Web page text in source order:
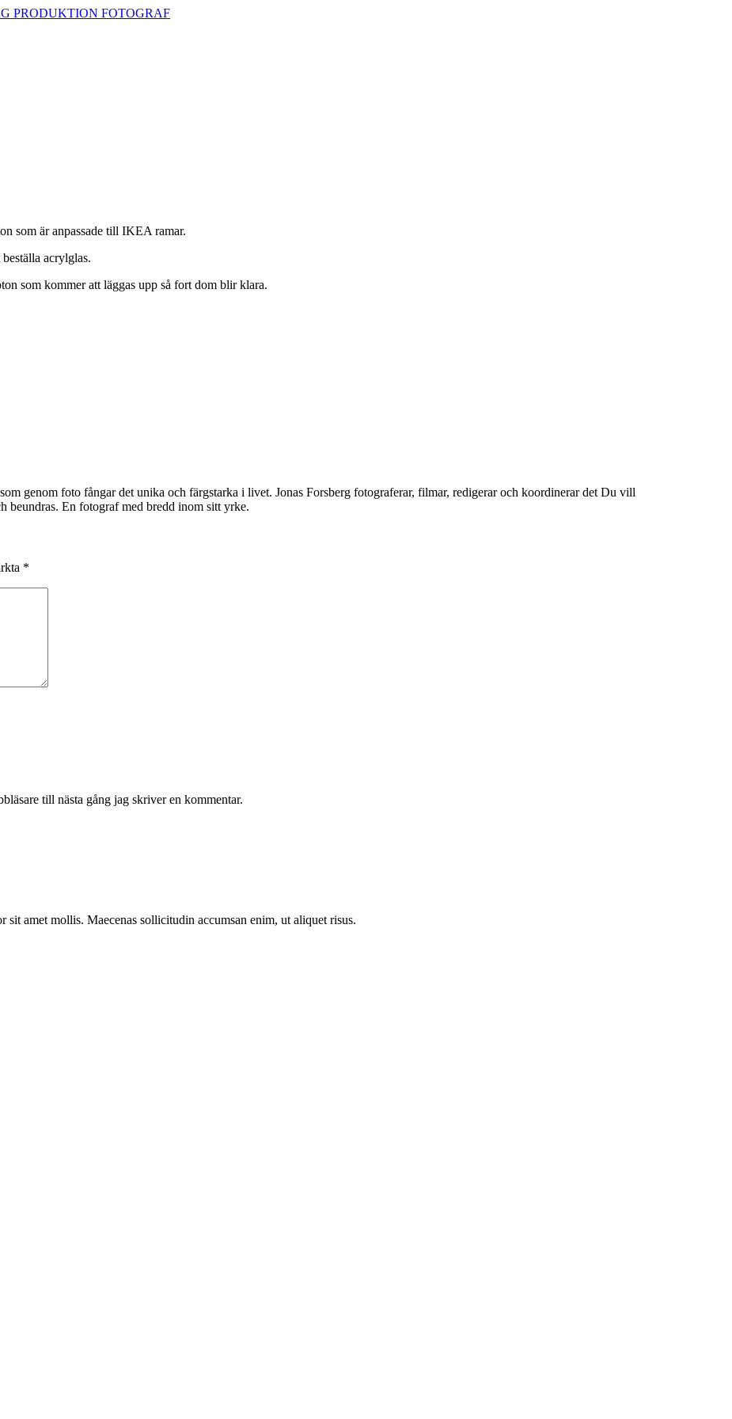
som är anpassade till IKEA ramar.
acrylglas.
som kommer att läggas upp så fort dom blir klara.
genom foto fångar det unika och färgstarka i livet. Jonas Forsberg fotograferar, filmar, redigerar och koordinerar det Du vill
beundras. En fotograf med bredd inom sitt yrke.
*
till nästa gång jag skriver en kommentar.
amet mollis. Maecenas sollicitudin accumsan enim, ut aliquet risus.